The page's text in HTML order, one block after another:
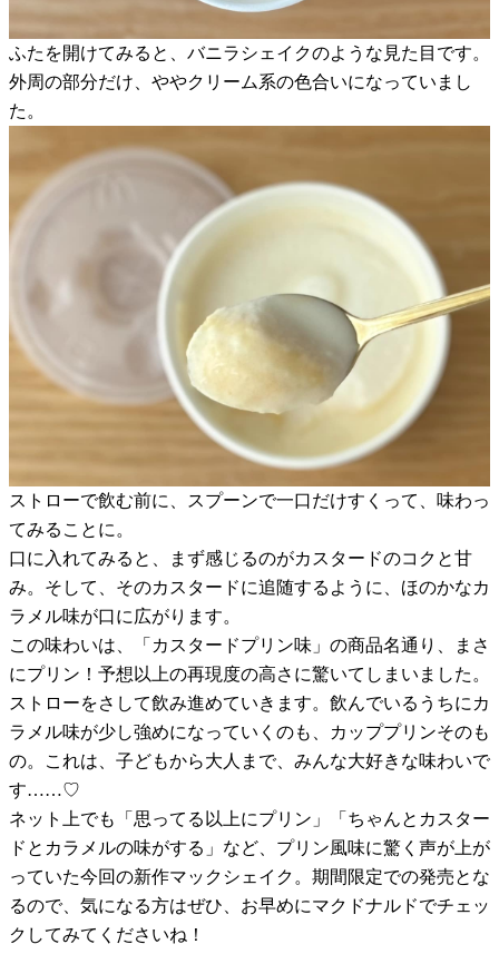
ふたを開けてみると、バニラシェイクのような見た目です。
外周の部分だけ、ややクリーム系の色合いになっていまし
た。
ストローで飲む前に、スプーンで一口だけすくって、味わっ
てみることに。
口に入れてみると、まず感じるのがカスタードのコクと甘
み。そして、そのカスタードに追随するように、ほのかなカ
ラメル味が口に広がります。
この味わいは、「カスタードプリン味」の商品名通り、まさ
にプリン！予想以上の再現度の高さに驚いてしまいました。
ストローをさして飲み進めていきます。飲んでいるうちにカ
ラメル味が少し強めになっていくのも、カッププリンそのも
の。これは、子どもから大人まで、みんな大好きな味わいで
す……♡
ネット上でも「思ってる以上にプリン」「ちゃんとカスター
ドとカラメルの味がする」など、プリン風味に驚く声が上が
っていた今回の新作マックシェイク。期間限定での発売とな
るので、気になる方はぜひ、お早めにマクドナルドでチェッ
クしてみてくださいね！